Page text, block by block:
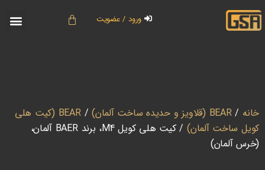
ورود / عضویت
خانه /BEAR (قلاویز و حدیده ساخت آلمان) /
BEAR (کیت هلی
کویل ساخت آلمان)
/ کیت هلی کویل M4، برند BAER آلمان،
(خرس آلمان)